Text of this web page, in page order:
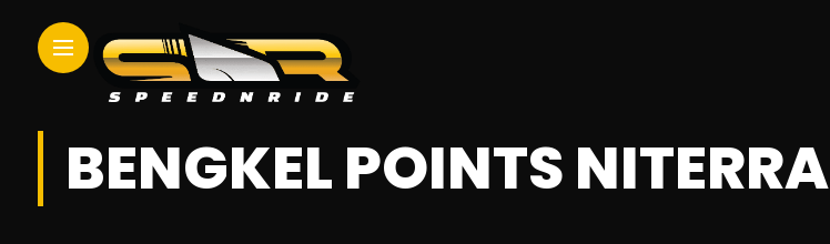
BENGKEL POINTS NITERRA